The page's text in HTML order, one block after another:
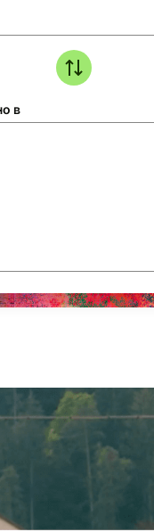
в